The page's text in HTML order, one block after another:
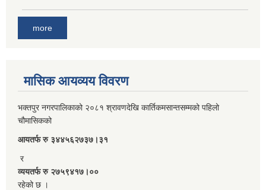
more
मासिक आयव्यय विवरण
भक्तपुर नगरपालिकाको २०८१ श्रावणदेखि कार्तिकमसान्तसम्मको पहिलो
चौमासिकको
आयतर्फ रु‌ ३४४५६२७३७।३१
र
व्ययतर्फ रु २७५९४१७।००
रहेको छ ।